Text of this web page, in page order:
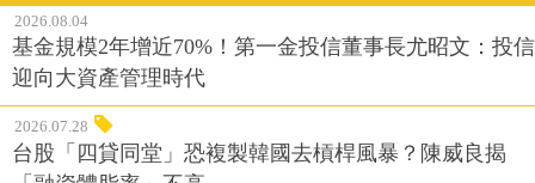
2026.08.04
基金規模2年增近70%！第一金投信董事長尤昭文：投信
迎向大資產管理時代
2026.07.28
台股「四貸同堂」恐複製韓國去槓桿風暴？陳威良揭